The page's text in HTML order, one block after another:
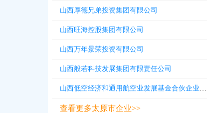
山西厚德兄弟投资集团有限公司
山西旺海控股集团有限公司
山西万年景荣投资有限公司
山西般若科技发展集团有限责任公司
山西低空经济和通用航空业发展基金合伙企业有限合伙
查看更多太原市企业>>